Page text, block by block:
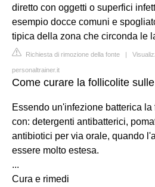
diretto con oggetti o superfici
esempio docce comuni e
tipica della zona che circonda le
Richiesta di rimozione della fonte |
personaltrainer.it
Come curare la follicolite
Essendo un'infezione batterica
con: detergenti antibatterici,
antibiotici per via orale, quando
essere molto estesa.
...
Cura e rimedi